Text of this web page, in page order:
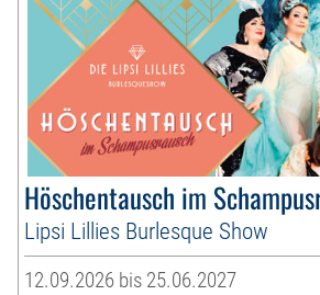
Höschentausch im
Lipsi Lillies Burlesque Show
12.09.2026 bis 25.06.2027